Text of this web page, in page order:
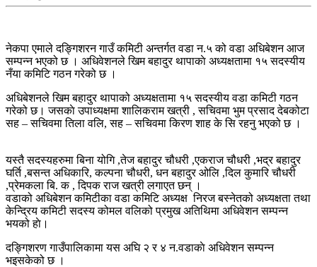
नेकपा एमाले दङ्गिशरन गाउँ कमिटी अन्तर्गत वडा न.५ को वडा अधिबेशन आज
सम्पन्न भएको छ । अधिवेशनले खिम बहादुर थापाकाे अध्यक्षतामा १५ सदस्यीय
नँया कमिटि गठन गरेको छ ।
अधिबेशनले खिम बहादुर थापाको अध्यक्षतामा १५ सदस्यीय वडा कमिटी गठन
गरेको छ। जसकाे उपाध्यक्षमा शालिकराम खत्री , सचिवमा भुम प्रसाद देबकोटा
सह – सचिवमा तिला वलि, सह – सचिवमा किरण शाह के सि रहनु भएको छ ।
यस्तै सदस्यहरुमा बिना योगि ,तेज बहादुर चौधरी ,एकराज चौधरी ,भद्र बहादुर
घर्ति ,बसन्त अधिकारि, कल्पना चौधरी, धन बहादुर ओलि ,दिल कुमारि चौधरी
,प्रेमकला बि. क , दिपक राज खत्री लगाएत छन् ।
वडाको अधिबेशन कमिटीका वडा कमिटि अध्यक्ष निरज बस्नेतको अध्यक्षता तथा
केन्द्रिय कमिटी सदस्य कोमल वलिको प्रमुख अतिथिमा अधिवेशन सम्पन्न
भयको हाे।
दङ्गिशरण गाउँपालिकामा यस अघि २ र ४ न.वडाकाे अधिवेशन सम्पन्न
भइसकेको छ ।